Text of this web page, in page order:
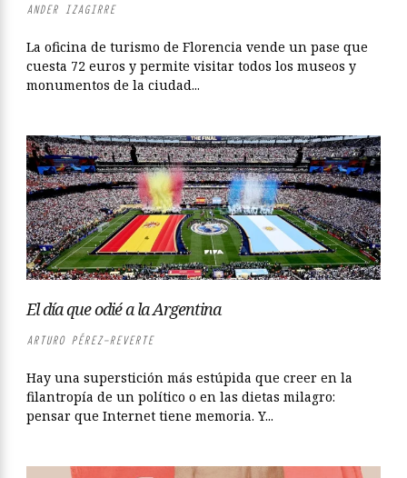
ANDER IZAGIRRE
La oficina de turismo de Florencia vende un pase que
cuesta 72 euros y permite visitar todos los museos y
monumentos de la ciudad...
El día que odié a la Argentina
ARTURO PÉREZ-REVERTE
Hay una superstición más estúpida que creer en la
filantropía de un político o en las dietas milagro:
pensar que Internet tiene memoria. Y...